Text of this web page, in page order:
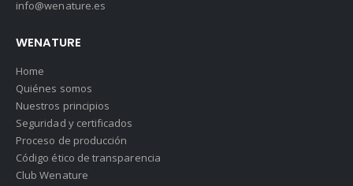
info@wenature.es
WENATURE
Home
Quiénes somos
Nuestros principios
Seguridad y certificados
Proceso de producción
Código ético de transparencia
Club Wenature